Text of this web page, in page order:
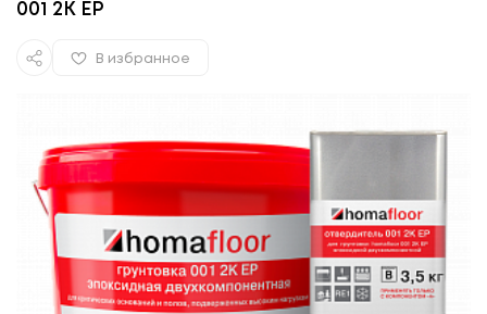
001 2K EP
В избранное